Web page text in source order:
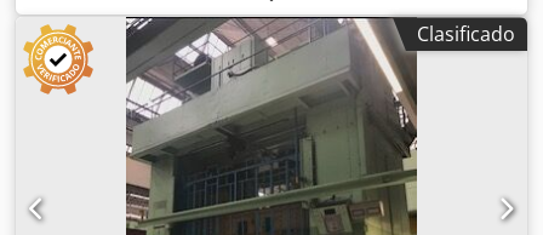
630 t Número de bielas: 4 Carrera del carro: 300 mm
Regulación del carro: 250 mm Luz de matriz al PMI: 950
mm Golpes por minuto: 15/65 Abertura frontal máxima:
5.200 mm Dimensiones de la mesa: 5.000 x 2.630 mm
Dimensión carro: 5.000 x 2.630 mm Potencia motor
principal: 132 kW
Clasificado